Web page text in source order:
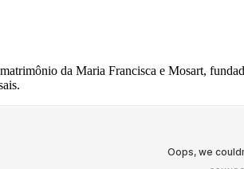
da Maria Francisca e Mosart,